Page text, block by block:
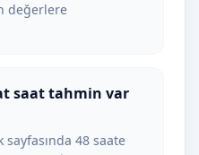
değerlere
saat tahmin var
sayfasında 48 saate